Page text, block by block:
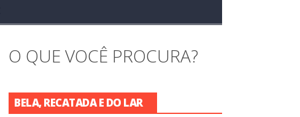
O QUE VOCÊ PROCURA?
BELA, RECATADA E DO LAR